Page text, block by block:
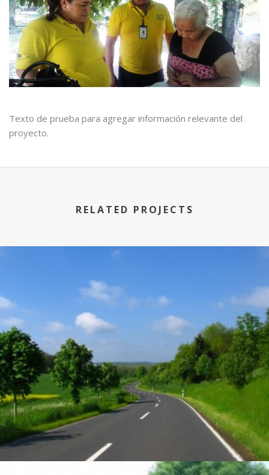
Texto de prueba para agregar información relevante del
proyecto.
RELATED PROJECTS